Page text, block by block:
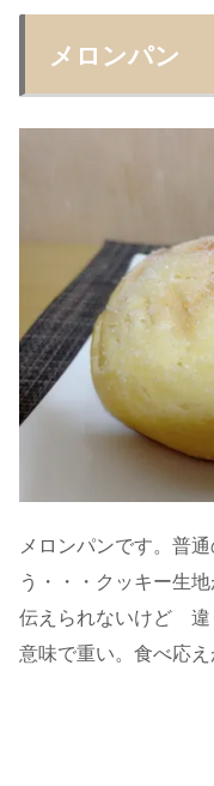
メロンパン
メロンパンです。普
う・・・クッキー生
伝えられないけど 違
意味で重い。食べ応